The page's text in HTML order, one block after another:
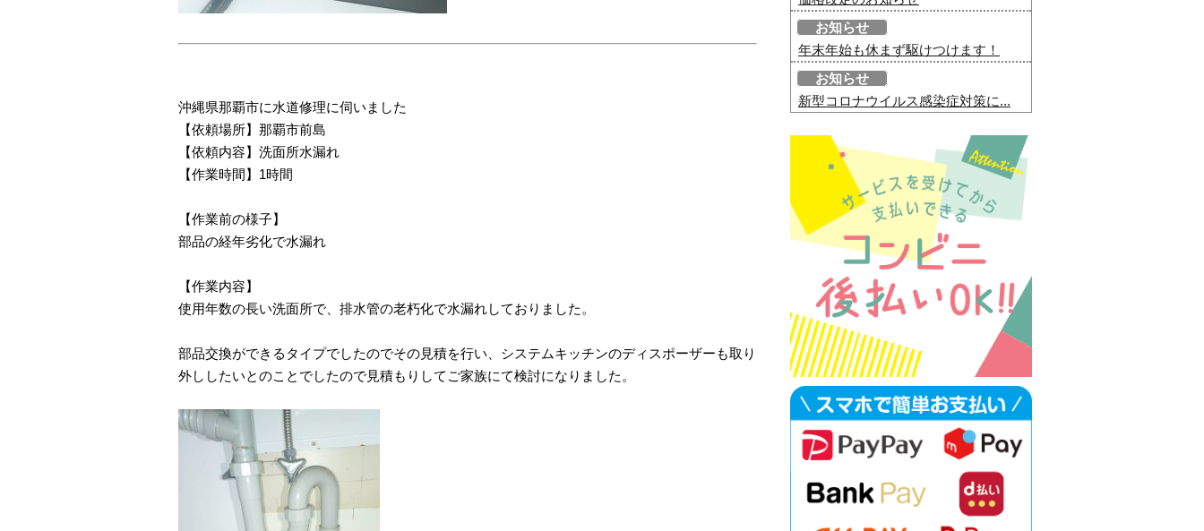
沖縄県那覇市に水道修理に伺いました
【依頼場所】那覇市前島
【依頼内容】洗面所水漏れ
【作業時間】1時間
【作業前の様子】
部品の経年劣化で水漏れ
【作業内容】
使用年数の長い洗面所で、排水管の老朽化で水漏れしておりました。
部品交換ができるタイプでしたのでその見積を行い、システムキッチンのディスポーザーも取り
外ししたいとのことでしたので見積もりしてご家族にて検討になりました。
お知らせ
年末年始も休まず駆けつけます！
お知らせ
新型コロナウイルス感染症対策に...